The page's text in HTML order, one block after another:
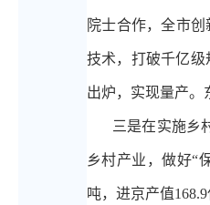
院士合作，全市
技术，打破千亿
出炉，实现量产。
三是在实施乡
乡村产业，做好“
吨，进京产值